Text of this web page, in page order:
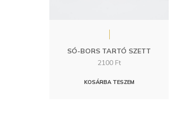
SÓ-BORS TARTÓ SZETT
2100 Ft
KOSÁRBA TESZEM